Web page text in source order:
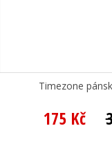
Timezone
175 Kč